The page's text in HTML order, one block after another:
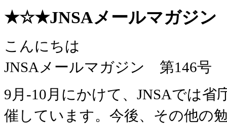
★☆★JNSAメールマガジ
こんにちは
JNSAメールマガジン 第146号
9月-10月にかけて、JNSAでは
催しています。今後、その他の